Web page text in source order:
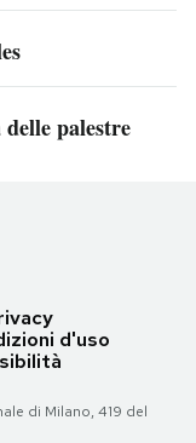
palestre
d'uso
di Milano, 419 del